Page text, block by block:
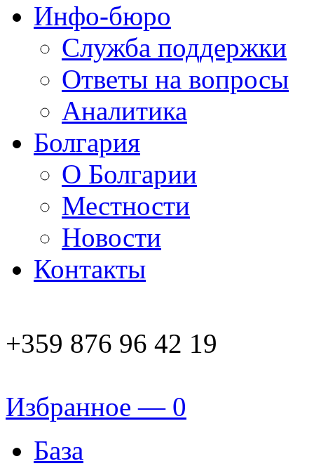
Инфо-бюро
Служба поддержки
Ответы на вопросы
Аналитика
Болгария
О Болгарии
Местности
Новости
Контакты
+359 876 96 42 19
Избранное — 0
База